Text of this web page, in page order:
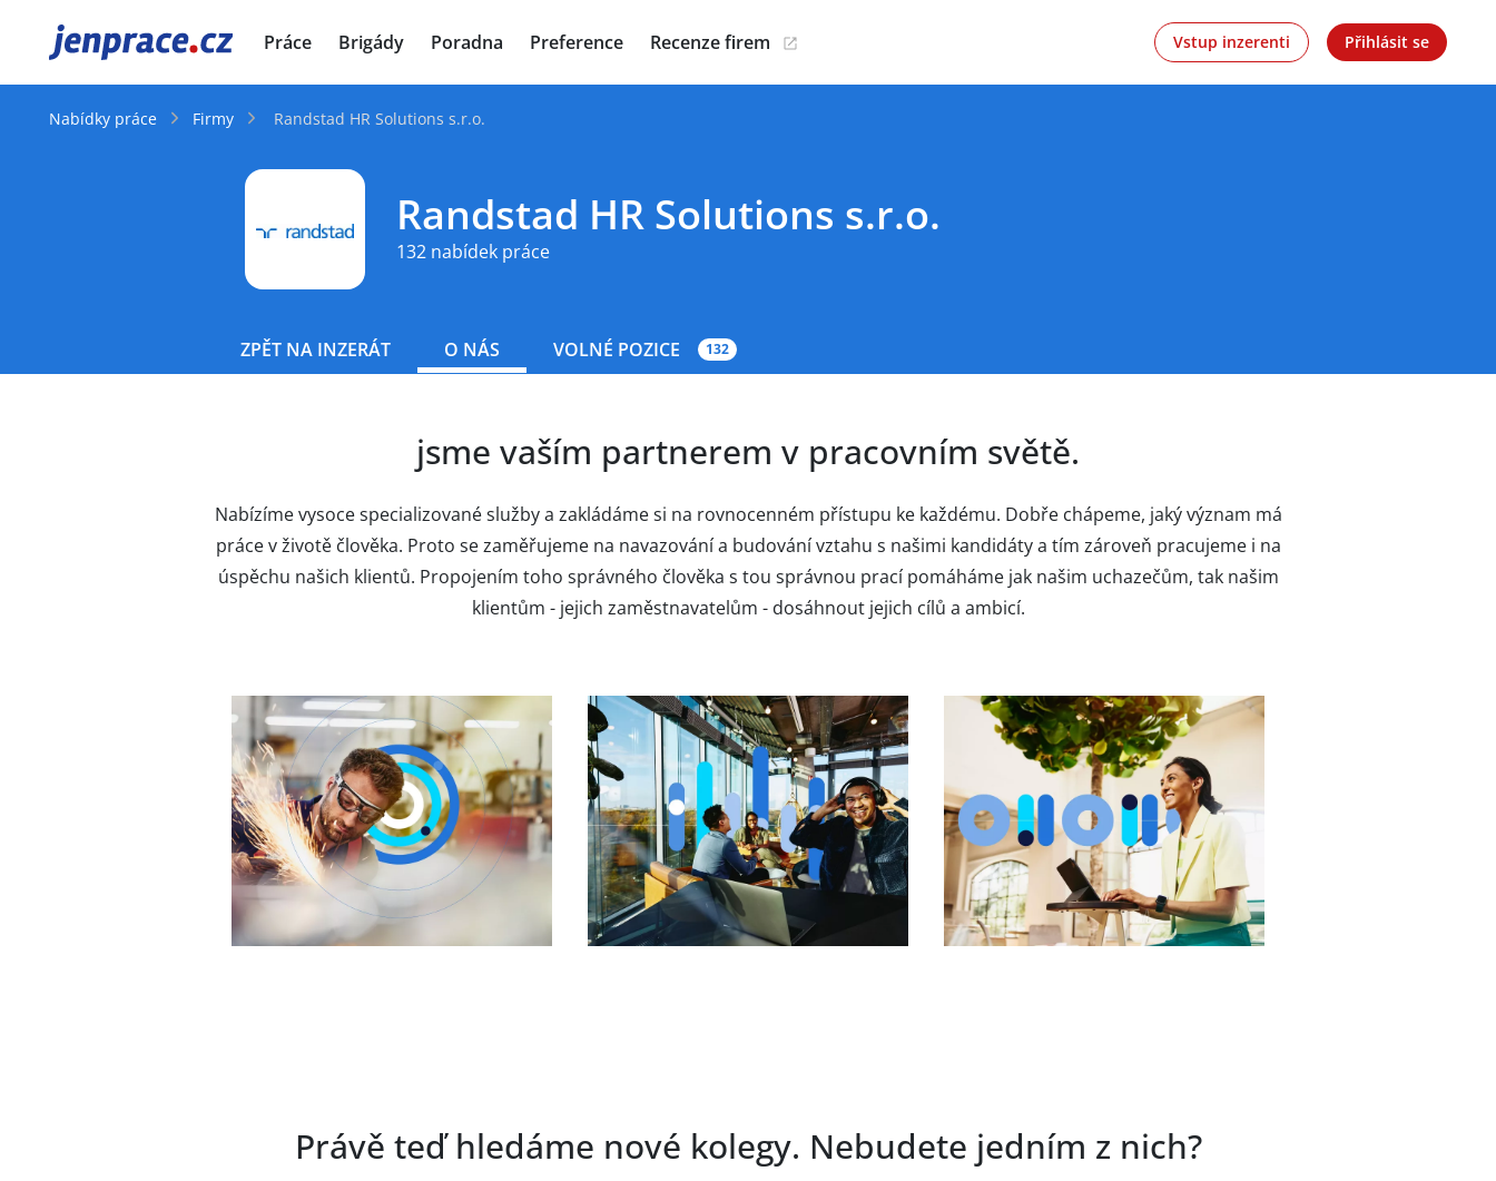
JenPráce.cz Práce Brigády Poradna Preference Recenze firem Vstup inzerenti Přihlásit se
Nabídky práce Firmy Randstad HR Solutions s.r.o.
Randstad HR Solutions s.r.o.
132 nabídek práce
ZPĚT NA INZERÁT O NÁS VOLNÉ POZICE 132
jsme vaším partnerem v pracovním světě.
Nabízíme vysoce specializované služby a zakládáme si na rovnocenném přístupu ke každému. Dobře chápeme, jaký význam má
práce v životě člověka. Proto se zaměřujeme na navazování a budování vztahu s našimi kandidáty a tím zároveň pracujeme i na
úspěchu našich klientů. Propojením toho správného člověka s tou správnou prací pomáháme jak našim uchazečům, tak našim
klientům - jejich zaměstnavatelům - dosáhnout jejich cílů a ambicí.
Právě teď hledáme nové kolegy. Nebudete jedním z nich?